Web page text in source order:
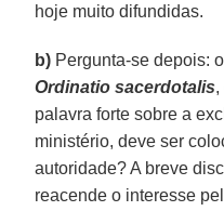
hoje muito difundidas.
b) Pergunta-se depois:
Ordinatio sacerdotalis,
palavra forte sobre a
ministério, deve ser
autoridade? A breve
reacende o interesse